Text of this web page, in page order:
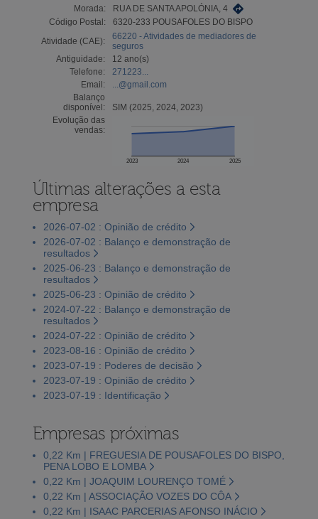
Morada:
RUA DE SANTA APOLÓNIA, 4
Código Postal:
6320-233 POUSAFOLES DO BISPO
Atividade (CAE):
66220 - Atividades de mediadores de
seguros
Antiguidade:
12 ano(s)
Telefone:
271223...
Email:
...@gmail.com
Balanço
disponível:
SIM (2025, 2024, 2023)
Evolução das
vendas:
2023 2024 2025
Últimas alterações a esta
empresa
2026-07-02 : Opinião de crédito
2026-07-02 : Balanço e demonstração de
resultados
2025-06-23 : Balanço e demonstração de
resultados
2025-06-23 : Opinião de crédito
2024-07-22 : Balanço e demonstração de
resultados
2024-07-22 : Opinião de crédito
2023-08-16 : Opinião de crédito
2023-07-19 : Poderes de decisão
2023-07-19 : Opinião de crédito
2023-07-19 : Identificação
Empresas próximas
0,22 Km | FREGUESIA DE POUSAFOLES DO BISPO,
PENA LOBO E LOMBA
0,22 Km | JOAQUIM LOURENÇO TOMÉ
0,22 Km | ASSOCIAÇÃO VOZES DO CÔA
0,22 Km | ISAAC PARCERIAS AFONSO INÁCIO